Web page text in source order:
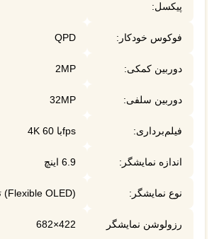
پیکسل:
فوکوس خودکار: QPD
دوربین کمکی: 2MP
دوربین سلفی: 32MP
فیلم‌برداری: 4K با 60fps
اندازه نمایشگر: 6.9 اینچ
نوع نمایشگر: OLED تاشو (Flexible OLED)
رزولوشن نمایشگر
682×422